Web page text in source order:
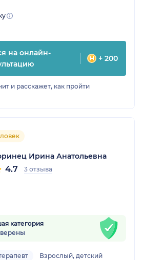
на онлайн-
+ 200
и расскажет, как пройти
Ирина Анатольевна
4.7 3 отзыва
категория
Взрослый, детский